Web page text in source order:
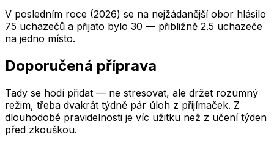
V posledním roce (2026) se na nejžádanější obor hlásilo
75 uchazečů a přijato bylo 30 — přibližně 2.5 uchazeče
na jedno místo.
Doporučená příprava
Tady se hodí přidat — ne stresovat, ale držet rozumný
režim, třeba dvakrát týdně pár úloh z přijímaček. Z
dlouhodobé pravidelnosti je víc užitku než z učení týden
před zkouškou.